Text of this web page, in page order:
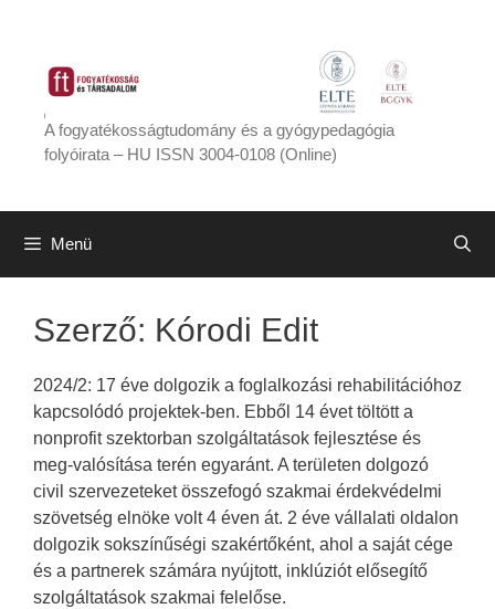
tartalomba
A fogyatékosságtudomány és a gyógypedagógia
folyóirata – HU ISSN 3004-0108 (Online)
Menü
Szerző: Kórodi Edit
2024/2: 17 éve dolgozik a foglalkozási rehabilitációhoz
kapcsolódó projektek-ben. Ebből 14 évet töltött a
nonprofit szektorban szolgáltatások fejlesztése és
meg-valósítása terén egyaránt. A területen dolgozó
civil szervezeteket összefogó szakmai érdekvédelmi
szövetség elnöke volt 4 éven át. 2 éve vállalati oldalon
dolgozik sokszínűségi szakértőként, ahol a saját cége
és a partnerek számára nyújtott, inklúziót elősegítő
szolgáltatások szakmai felelőse.